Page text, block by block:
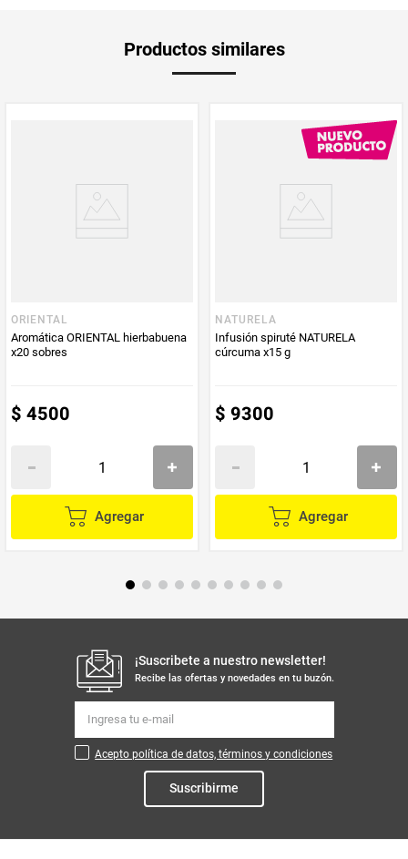
Producto (kg)
Productos similares
ORIENTAL
Aromática ORIENTAL hierbabuena
x20 sobres
$ 4500
Agregar
NATURELA
Infusión spiruté NATURELA
cúrcuma x15 g
$ 9300
Agregar
¡Suscribete a nuestro newsletter!
Recibe las ofertas y novedades en tu buzón.
Acepto política de datos, términos y condiciones
Suscribirme